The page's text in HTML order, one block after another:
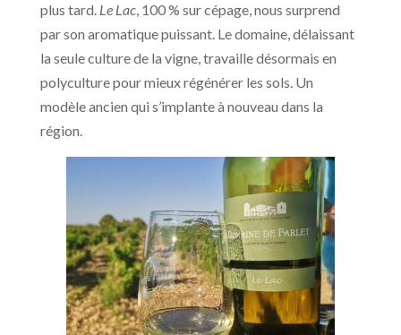
plus tard. Le Lac, 100 % sur cépage, nous surprend
par son aromatique puissant. Le domaine, délaissant
la seule culture de la vigne, travaille désormais en
polyculture pour mieux régénérer les sols. Un
modèle ancien qui s’implante à nouveau dans la
région.